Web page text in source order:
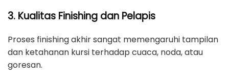
3. Kualitas Finishing dan Pelapis
Proses finishing akhir sangat memengaruhi tampilan
dan ketahanan kursi terhadap cuaca, noda, atau
goresan.